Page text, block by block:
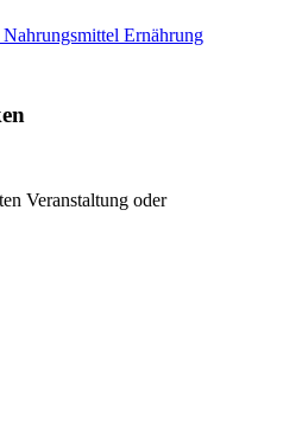
Nahrungsmittel Ernährung
Veranstaltung oder